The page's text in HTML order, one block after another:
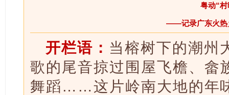
粤动“村
——记录广东火热
开栏语： 当榕树下的潮州
歌的尾音掠过围屋飞檐、畲
舞蹈……这片岭南大地的年